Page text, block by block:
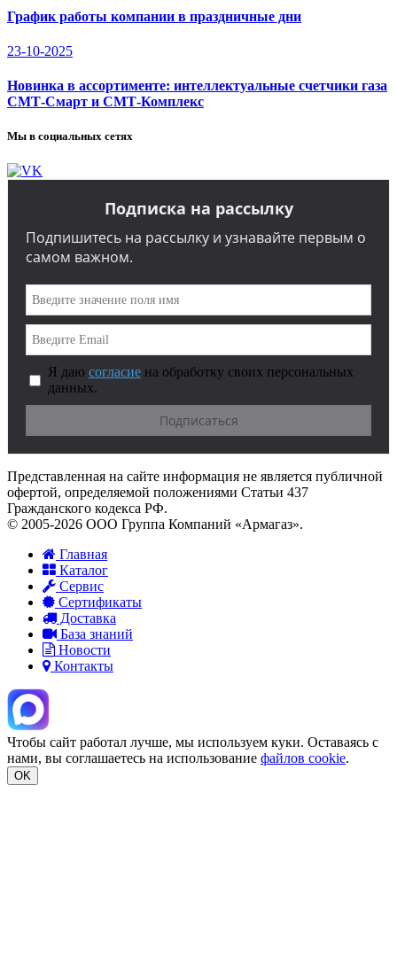
График работы компании в праздничные дни
23-10-2025
Новинка в ассортименте: интеллектуальные счетчики газа
СМТ-Смарт и СМТ-Комплекс
Мы в социальных сетях
Подписка на рассылку
Подпишитесь на рассылку и узнавайте первым о
самом важном.
Я даю согласие на обработку своих персональных
данных.
Представленная на сайте информация не является публичной
офертой, определяемой положениями Статьи 437
Гражданского кодекса РФ.
© 2005-2026 ООО Группа Компаний «Армагаз».
Главная
Каталог
Сервис
Сертификаты
Доставка
База знаний
Новости
Контакты
Чтобы сайт работал лучше, мы используем куки. Оставаясь с
нами, вы соглашаетесь на использование файлов cookie.
OK